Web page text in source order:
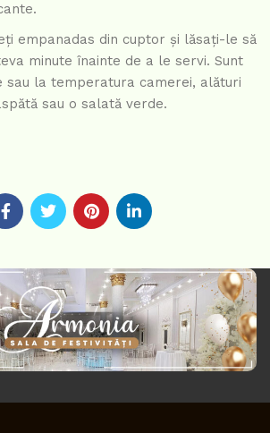
empanadas din cuptor și lăsați-le să
minute înainte de a le servi. Sunt
sau la temperatura camerei, alături
sau o salată verde.